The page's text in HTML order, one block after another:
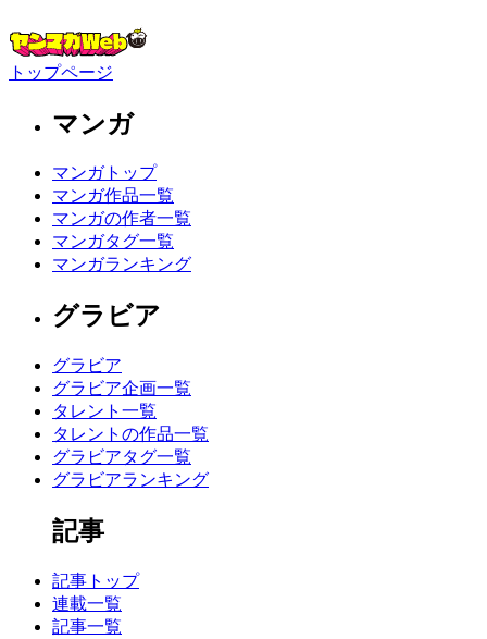
トップページ
マンガ
マンガトップ
マンガ作品一覧
マンガの作者一覧
マンガタグ一覧
マンガランキング
グラビア
グラビア
グラビア企画一覧
タレント一覧
タレントの作品一覧
グラビアタグ一覧
グラビアランキング
記事
記事トップ
連載一覧
記事一覧